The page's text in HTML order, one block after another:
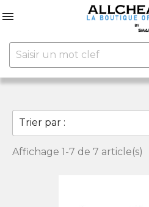

Trier par :
Affichage 1-7 de 7 article(s)